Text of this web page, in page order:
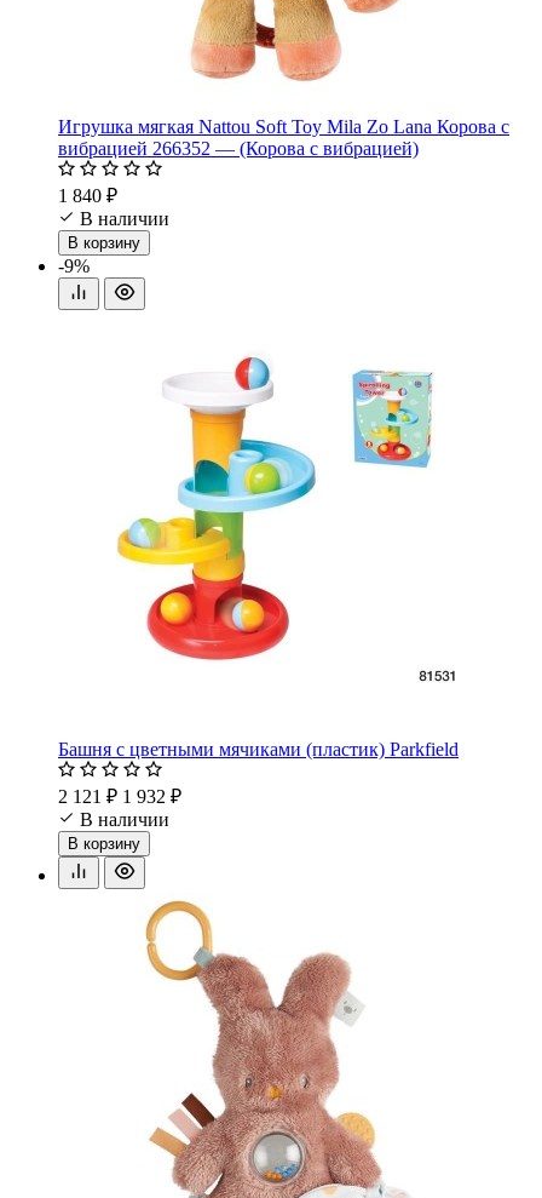
Игрушка мягкая Nattou Soft Toy Mila Zo Lana Корова с
вибрацией 266352 — (Корова с вибрацией)
1 840 ₽
В наличии
В корзину
-9%
Башня с цветными мячиками (пластик) Parkfield
2 121 ₽ 1 932 ₽
В наличии
В корзину